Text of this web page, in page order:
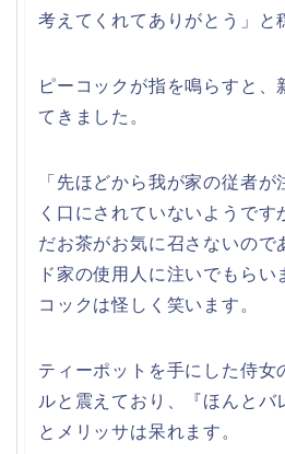
考えてくれてありがとう」と
ピーコックが指を鳴らすと、
てきました。
「先ほどから我が家の従者
く口にされていないようです
だお茶がお気に召さないので
ド家の使用人に注いでもらい
コックは怪しく笑います。
ティーポットを手にした侍女
ルと震えており、『ほんとバ
とメリッサは呆れます。